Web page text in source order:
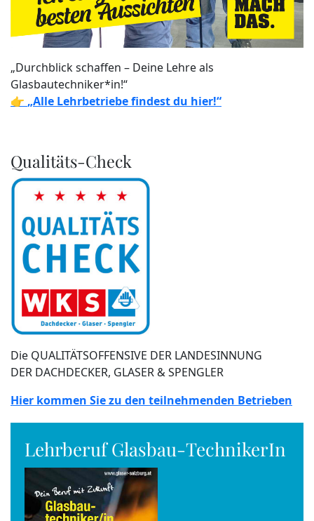
„Durchblick schaffen – Deine Lehre als
Glasbautechniker*in!“
👉 „Alle Lehrbetriebe findest du hier!“
Qualitäts-Check
Die QUALITÄTSOFFENSIVE DER LANDESINNUNG
DER DACHDECKER, GLASER & SPENGLER
Hier kommen Sie zu den teilnehmenden Betrieben
Lehrberuf Glasbau-TechnikerIn